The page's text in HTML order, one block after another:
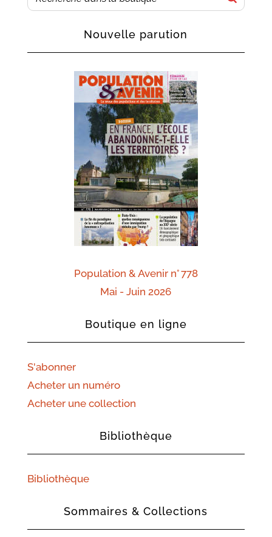
Nouvelle parution
Population & Avenir n° 778
Mai - Juin 2026
Boutique en ligne
S'abonner
Acheter un numéro
Acheter une collection
Bibliothèque
Bibliothèque
Sommaires & Collections